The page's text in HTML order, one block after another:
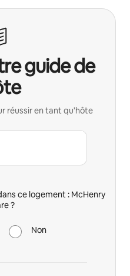
guide de
réussir en tant qu'hôte
ce logement : McHenry
?
Non